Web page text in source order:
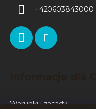
+420603843000
Warunki i zasady